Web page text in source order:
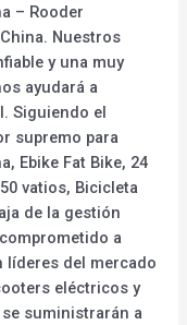
– Rooder
Nuestros
y una muy
ayudará a
Siguiendo el
supremo para
Ebike Fat Bike, 24
vatios, Bicicleta
de la gestión
a
líderes del mercado
eléctricos y
suministrarán a